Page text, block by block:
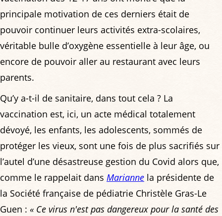
principale motivation de ces derniers était de
pouvoir continuer leurs activités extra-scolaires,
véritable bulle d’oxygène essentielle à leur âge, ou
encore de pouvoir aller au restaurant avec leurs
parents.
Qu’y a-t-il de sanitaire, dans tout cela ? La
vaccination est, ici, un acte médical totalement
dévoyé, les enfants, les adolescents, sommés de
protéger les vieux, sont une fois de plus sacrifiés sur
l’autel d’une désastreuse gestion du Covid alors que,
comme le rappelait dans Marianne la présidente de
la Société française de pédiatrie Christèle Gras-Le
Guen : « Ce virus n'est pas dangereux pour la santé des